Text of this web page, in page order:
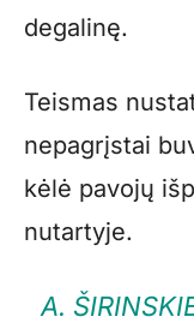
degalinę.
Teismas
nepagrįstai
kėlė pavojų
nutartyje.
A.